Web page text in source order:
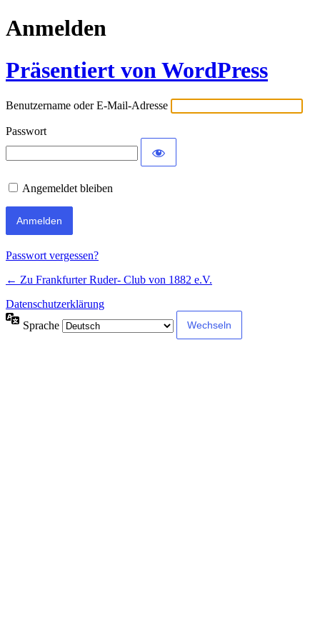
Anmelden
Präsentiert von WordPress
Benutzername oder E-Mail-Adresse
Passwort
Angemeldet bleiben
Passwort vergessen?
← Zu Frankfurter Ruder- Club von 1882 e.V.
Datenschutzerklärung
Sprache